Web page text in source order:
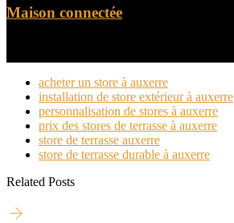
Maison connectée
acheter un store à auxerre
installation de store extérieur à auxerre
personnalisation de stores à auxerre
prix des stores de terrasse à auxerre
store de terrasse auxerre
store de terrasse durable à auxerre
Related Posts